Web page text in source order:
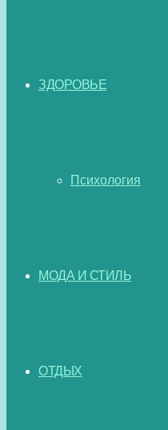
ЗДОРОВЬЕ
Психология
МОДА И СТИЛЬ
ОТДЫХ